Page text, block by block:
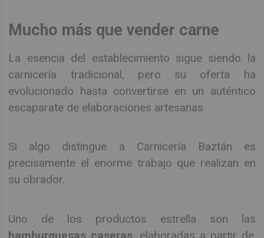
Mucho más que vender carne
La esencia del establecimiento sigue siendo la
carnicería tradicional, pero su oferta ha
evolucionado hasta convertirse en un auténtico
escaparate de elaboraciones artesanas.
Si algo distingue a Carnicería Baztán es
precisamente el enorme trabajo que realizan en
su obrador.
Uno de los productos estrella son las
hamburguesas caseras , elaboradas a partir de